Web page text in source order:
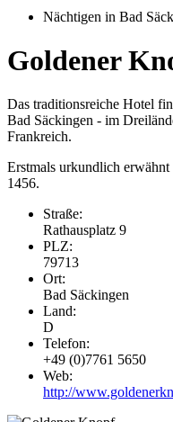
Nächtigen in Bad
Goldener
Das traditionsreiche Hotel
Bad Säckingen - im
Frankreich.
Erstmals urkundlich
1456.
Straße:
Rathausplatz 9
PLZ:
79713
Ort:
Bad Säckingen
Land:
D
Telefon:
+49 (0)7761 5650
Web:
http://